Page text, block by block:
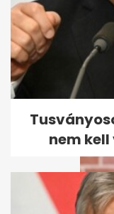
miatt
nem